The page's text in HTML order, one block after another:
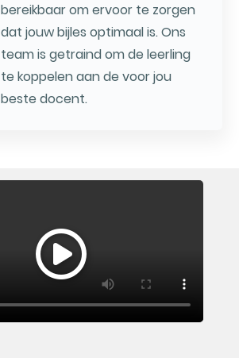
bereikbaar om ervoor te zorgen
dat jouw bijles optimaal is. Ons
team is getraind om de leerling
te koppelen aan de voor jou
beste docent.